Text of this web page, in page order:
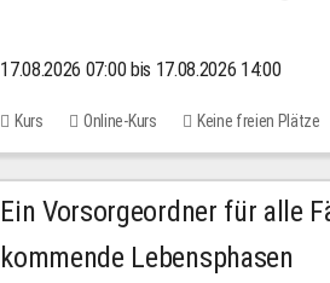
17.08.2026 07:00 bis 17.08.2026 14:00
Kurs Online-Kurs Keine freien Plätze
Ein Vorsorgeordner für alle
kommende Lebensphasen